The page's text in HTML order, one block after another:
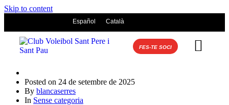
Skip to content
Español Català
FES-TE SOCI
Posted on 24 de setembre de 2025
By blancaserres
In Sense categoria